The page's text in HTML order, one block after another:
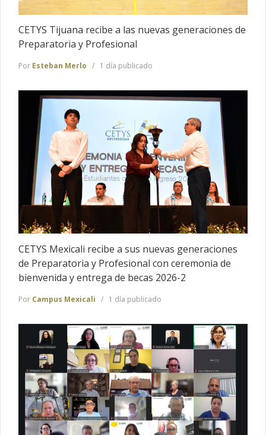
CETYS Tijuana recibe a las nuevas generaciones de
Preparatoria y Profesional
Por Esteban Merlo 1 día publicado
CETYS Mexicali recibe a sus nuevas generaciones
de Preparatoria y Profesional con ceremonia de
bienvenida y entrega de becas 2026-2
Por Campus Mexicali 1 día publicado